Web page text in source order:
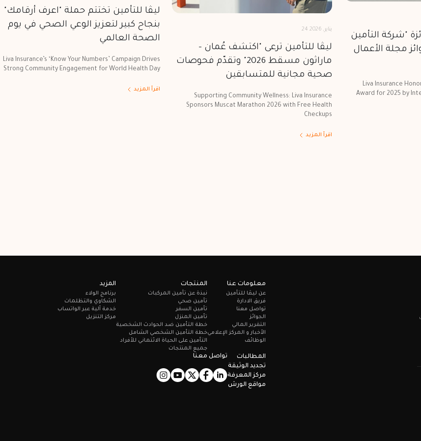
ليڤا للتأمين تختتم حملة "اعرف أرقامك"
بنجاح كبير لتعزيز الوعي الصحي في يوم
الصحة العالمي
Liva Insurance’s ‘Know Your Numbers’ Campaign Drives
Strong Community Engagement for World Health Day
اقرأ المزيد
24 يناير, 2026
ليڤا للتأمين ترعى "اكتشف عُمان –
ماراثون مسقط 2026" وتقدّم فحوصات
صحية مجانية للمتسابقين
Supporting Community Wellness: Liva Insurance
Sponsors Muscat Marathon 2026 with Free Health
Checkups
اقرأ المزيد
"شركة التأمين
جوائز مجلة الأعمال
Liva Insurance
Award for 2025 by
معلومات عنا
عن ليـڤا للتأمين
فريق الادارة
تواصل معنا
الجوائز
التقرير المالي
الأخبار و المركز الإعلامي
الوظائف
المنتجات
نبذة عن تأمين المركبات
تأمين صحي
تأمين السفر
تأمين المنزل
خطة التأمين ضد الحوادث الشخصية
خطة التأمين الشخصي الشامل
التأمين على الحياة الائتماني للأفراد
جميع المنتجات
المزيد
برنامج الولاء
الشكاوي والتظلمات
خدمة آلية عبر الواتساب
مركز التنزيل
المطالبات
تجديد الوثيقة
مركز المعرفة
مواقع الورش
تواصل معنا